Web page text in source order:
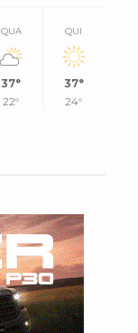
QUA
37°
22°
QUI
37°
24°